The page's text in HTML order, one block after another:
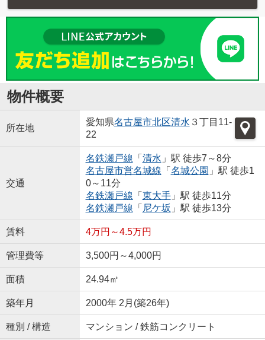
物件概要
所在地
愛知県名古屋市北区清水 ３丁目11-
22
交通
名鉄瀬戸線 「 清水 」駅 徒歩7～8分
名古屋市営名城線 「 名城公園 」駅 徒歩1
0～11分
名鉄瀬戸線 「 東大手」駅 徒歩11分
名鉄瀬戸線 「 尼ケ坂 」駅 徒歩13分
賃料 4万円～4.5万円
管理費等 3,500円～4,000円
面積 24.94㎡
築年月 2000年 2月(築26年)
種別 / 構造 マンション / 鉄筋コンクリート